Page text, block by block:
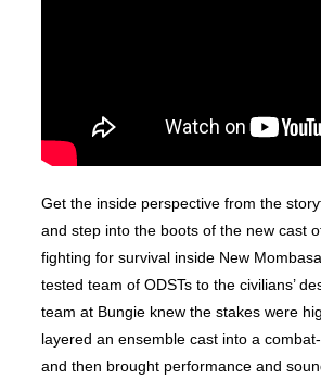
Get the inside perspective from the
and step into the boots of the new cast
fighting for survival inside New
tested team of ODSTs to the civilians’
team at Bungie knew the stakes were
layered an ensemble cast into a
and then brought performance and